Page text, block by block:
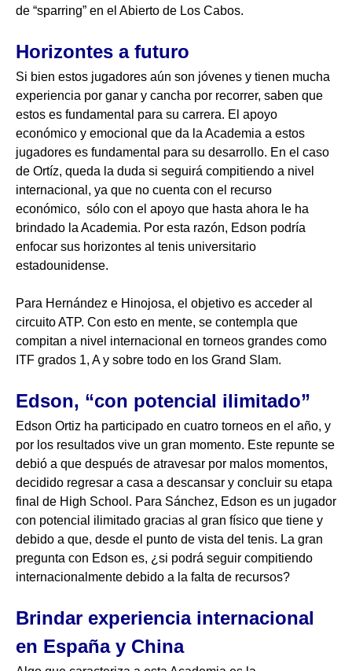
de “sparring” en el Abierto de Los Cabos.
Horizontes a futuro
Si bien estos jugadores aún son jóvenes y tienen mucha
experiencia por ganar y cancha por recorrer, saben que
estos es fundamental para su carrera. El apoyo
económico y emocional que da la Academia a estos
jugadores es fundamental para su desarrollo. En el caso
de Ortíz, queda la duda si seguirá compitiendo a nivel
internacional, ya que no cuenta con el recurso
económico, sólo con el apoyo que hasta ahora le ha
brindado la Academia. Por esta razón, Edson podría
enfocar sus horizontes al tenis universitario
estadounidense.
Para Hernández e Hinojosa, el objetivo es acceder al
circuito ATP. Con esto en mente, se contempla que
compitan a nivel internacional en torneos grandes como
ITF grados 1, A y sobre todo en los Grand Slam.
Edson, “con potencial ilimitado”
Edson Ortiz ha participado en cuatro torneos en el año, y
por los resultados vive un gran momento. Este repunte se
debió a que después de atravesar por malos momentos,
decidido regresar a casa a descansar y concluir su etapa
final de High School. Para Sánchez, Edson es un jugador
con potencial ilimitado gracias al gran físico que tiene y
debido a que, desde el punto de vista del tenis. La gran
pregunta con Edson es, ¿si podrá seguir compitiendo
internacionalmente debido a la falta de recursos?
Brindar experiencia internacional
en España y China